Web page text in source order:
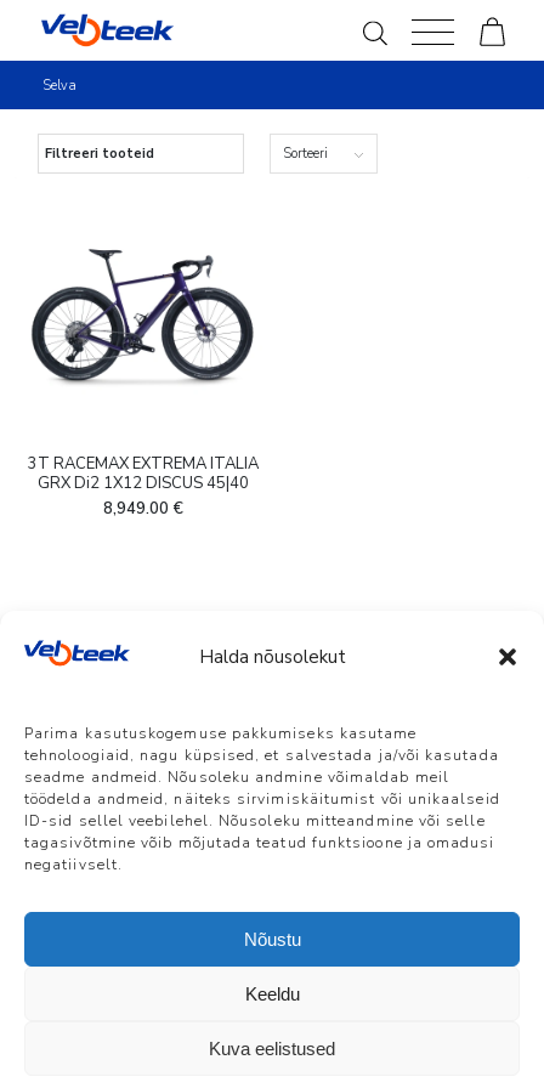
Halda nõusolekut
Parima kasutuskogemuse pakkumiseks kasutame
tehnoloogiaid, nagu küpsised, et salvestada ja/või kasutada
seadme andmeid. Nõusoleku andmine võimaldab meil
töödelda andmeid, näiteks sirvimiskäitumist või unikaalseid
ID-sid sellel veebilehel. Nõusoleku mitteandmine või selle
tagasivõtmine võib mõjutada teatud funktsioone ja omadusi
negatiivselt.
Nõustu
Keeldu
Kuva eelistused
Selva
Filtreeri tooteid
Jalgrattad (1)
Toote bränd
3T(1)
L(1)
(1)
Sorteeri
3T RACEMAX EXTREMA ITALIA
GRX Di2 1X12 DISCUS 45|40
8,949.00 €
Suur-Jõekalda 8, Pärnu | E-R 10-18 L 10-
15 P suletud | +372 5386 7861 |
info@veloteek.ee
Veloteek Tallinn, Telliskivi Loomelinnak
Telliskivi 60a/5 | E-R 10-19 L 10-15 P
suletud | +372 5884 0829 |
tallinn@veloteek.ee